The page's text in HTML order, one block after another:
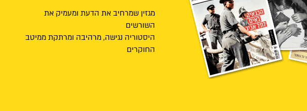
מגזין שמרחיב את הדעת ומעמיק את
השורשים
היסטוריה נגישה, מרהיבה ומרתקת ממיטב
החוקרים